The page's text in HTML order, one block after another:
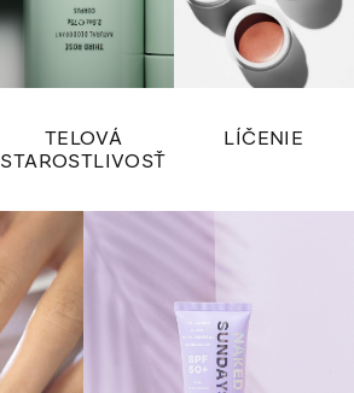
TELOVÁ
STAROSTLIVOSŤ
LÍČENIE